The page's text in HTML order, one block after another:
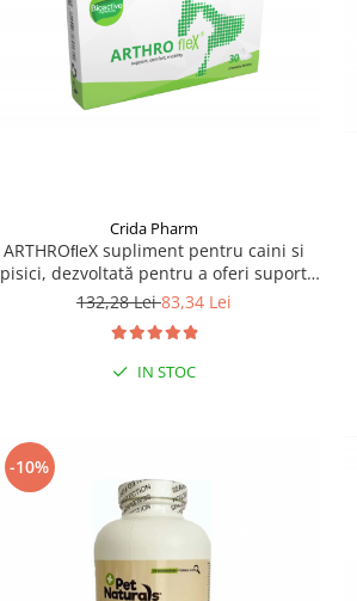
Crida Pharm
ARTHROﬂeX supliment pentru caini si
pisici, dezvoltată pentru a oferi suport
nutrițional și a fortiﬁca sănătatea
132,28 Lei83,34 Lei
IN STOC
-10%